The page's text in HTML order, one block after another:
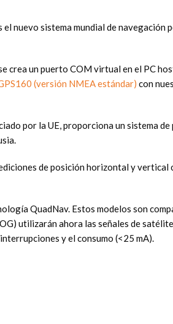
nuevo sistema mundial de navegación
crea un puerto COM virtual en el PC
(versión NMEA estándar) con
por la UE, proporciona un sistema
de posición horizontal y vertical
QuadNav. Estos modelos son
utilizarán ahora las señales de
y el consumo (<25 mA).